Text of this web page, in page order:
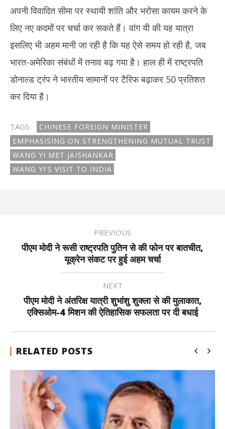
अपनी विवादित सीमा पर स्थायी शांति और भरोसा कायम करने के
लिए नए कदमों पर चर्चा कर सकते हैं। वांग यी की यह यात्रा
इसलिए भी अहम मानी जा रही है कि यह ऐसे समय हो रही है, जब
भारत-अमेरिका संबंधों में तनाव बढ़ गया है। हाल ही में राष्ट्रपति
डोनाल्ड ट्रंप ने भारतीय सामानों पर टैरिफ बढ़ाकर 50 प्रतिशत
कर दिया है।
TAGS:
CHINESE FOREIGN MINISTER
EMPHASISING ON STRENGTHENING MUTUAL TRUST
WANG YI MET JAISHANKAR
WANG YI'S VISIT TO INDIA
PREVIOUS
पीएम मोदी ने रूसी राष्ट्रपति पुतिन से की फोन पर बातचीत,
यूक्रेन संकट पर हुई अहम चर्चा
NEXT
पीएम मोदी ने अंतरिक्ष यात्री शुभांशु शुक्ला से की मुलाकात,
एक्सिओम-4 मिशन की ऐतिहासिक सफलता पर दी बधाई
RELATED POSTS